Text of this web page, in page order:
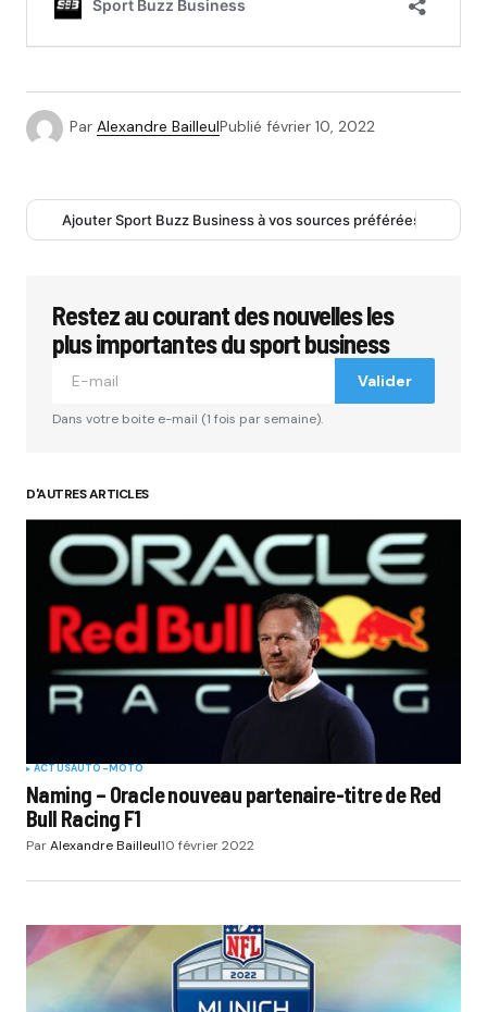
Par Alexandre BailleulPublié février 10, 2022
Ajouter Sport Buzz Business à vos sources préférées
Restez au courant des nouvelles les
plus importantes du sport business
Valider
Dans votre boite e-mail (1 fois par semaine).
D'AUTRES ARTICLES
ACTUSAUTO-MOTO
Naming – Oracle nouveau partenaire-titre de Red
Bull Racing F1
ParAlexandre Bailleul10 février 2022